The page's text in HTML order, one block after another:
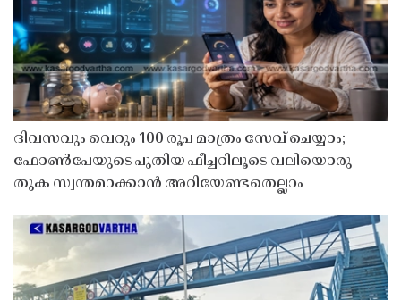
ദിവസവും വെറും 100 രൂപ മാത്രം സേവ് ചെയ്യാം;
ഫോൺപേയുടെ പുതിയ ഫീച്ചറിലൂടെ വലിയൊരു
തുക സ്വന്തമാക്കാൻ അറിയേണ്ടതെല്ലാം